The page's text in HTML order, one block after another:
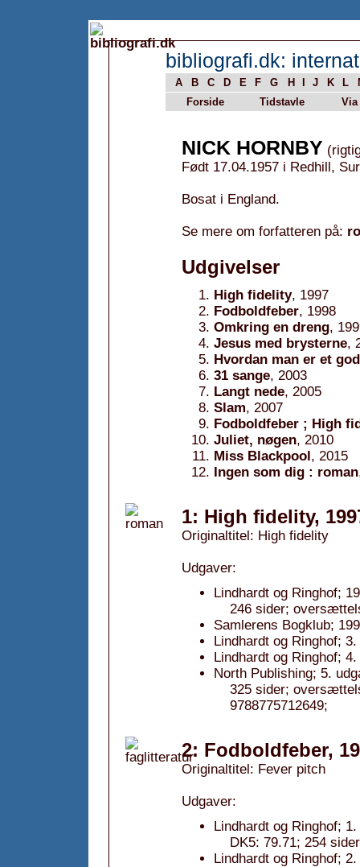
bibliografi.dk:
A B C D E F G H J K L
Forside
Tidstavle Via
NICK HORNBY
Født 17.04.1957 i Redhill,
Bosat i England.
Se mere om forfatteren på:
Udgivelser
High fidelity, 1997
Fodboldfeber, 1998
Omkring en dreng,
Jesus med brysterne,
Hvordan man er et
31 sange, 2003
Langt nede, 2005
Slam, 2007
Fodboldfeber ; High
Juliet, nøgen, 2010
Miss Blackpool, 2015
Ingen som dig : roman
1: High fidelity,
Originaltitel: High fidelity
Udgaver:
Lindhardt og Ringhof;
246 sider;
Samlerens Bogklub;
Lindhardt og Ringhof;
Lindhardt og Ringhof;
North Publishing; 5.
325 sider;
9788775712649;
2: Fodboldfeber,
Originaltitel: Fever pitch
Udgaver:
Lindhardt og Ringhof;
DK5: 79.71; 254
Lindhardt og Ringhof;